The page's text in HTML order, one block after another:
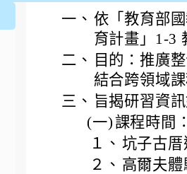
頂社國小辦
一、 依「教育部
育計畫」1-3
二、
目的：推廣
結合跨領域
三、 旨揭研習資訊
(一)課程時間
１、 坑子古厝
２、 高爾夫